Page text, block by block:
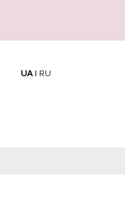
UA| RU